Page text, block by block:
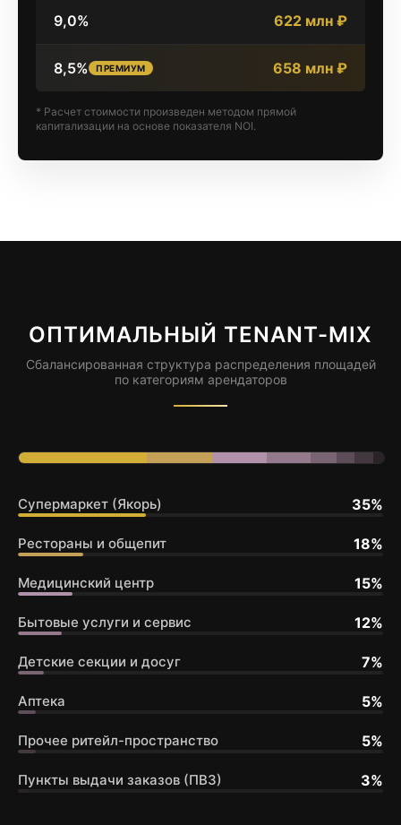
9,0% 622 млн ₽
8,5% ПРЕМИУМ 658 млн ₽
* Расчет стоимости произведен методом прямой
капитализации на основе показателя NOI.
ОПТИМАЛЬНЫЙ TENANT-MIX
Сбалансированная структура распределения площадей
по категориям арендаторов
Супермаркет (Якорь) 35%
Рестораны и общепит 18%
Медицинский центр 15%
Бытовые услуги и сервис 12%
Детские секции и досуг 7%
Аптека 5%
Прочее ритейл-пространство 5%
Пункты выдачи заказов (ПВЗ) 3%